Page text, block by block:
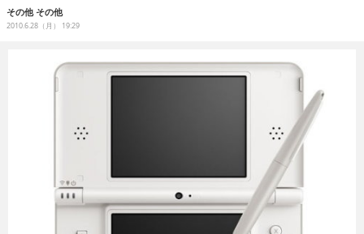
人材育成
その他 その他
2010.6.28（月） 19:29